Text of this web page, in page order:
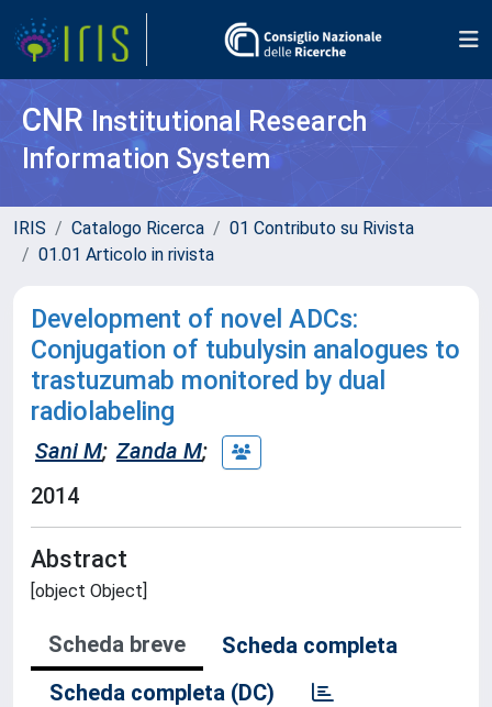
CNR Institutional Research
Information System
IRIS Catalogo Ricerca
01 Contributo su Rivista
01.01 Articolo in rivista
Development of novel ADCs:
Conjugation of tubulysin analogues to
trastuzumab monitored by dual
radiolabeling
Sani M; Zanda M;
2014
Abstract
[object Object]
Scheda breve
Scheda completa
Scheda completa (DC)